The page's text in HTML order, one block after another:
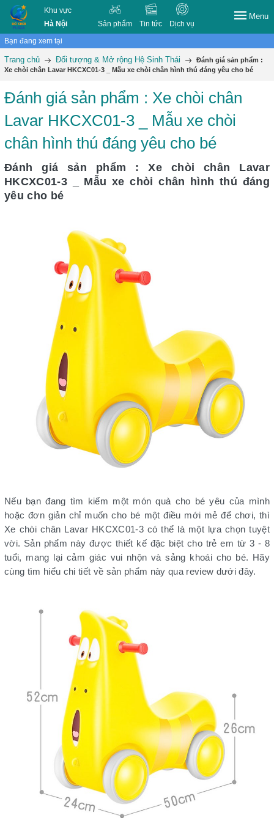
Khu vực
Hà Nội
Sản phẩm Tin tức Dịch vụ
Menu
Bạn đang xem tại
Trang chủ Đối tượng & Mở rộng Hệ Sinh Thái
Đánh giá sản phẩm :
Xe chòi chân Lavar HKCXC01-3 _ Mẫu xe chòi chân hình thú đáng yêu cho bé
Đánh giá sản phẩm : Xe chòi chân
Lavar HKCXC01-3 _ Mẫu xe chòi
chân hình thú đáng yêu cho bé
Đánh giá sản phẩm : Xe chòi chân Lavar
HKCXC01-3 _ Mẫu xe chòi chân hình thú đáng
yêu cho bé
Nếu bạn đang tìm kiếm một món quà cho bé yêu của mình
hoặc đơn giản chỉ muốn cho bé một điều mới mẻ để chơi, thì
Xe chòi chân Lavar HKCXC01-3 có thể là một lựa chọn tuyệt
vời. Sản phẩm này được thiết kế đặc biệt cho trẻ em từ 3 - 8
tuổi, mang lại cảm giác vui nhộn và sảng khoái cho bé. Hãy
cùng tìm hiểu chi tiết về sản phẩm này qua review dưới đây.